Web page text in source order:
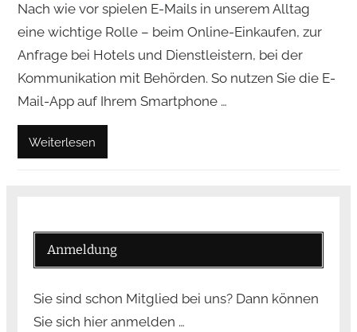
Nach wie vor spielen E-Mails in unserem Alltag
eine wichtige Rolle – beim Online-Einkaufen, zur
Anfrage bei Hotels und Dienstleistern, bei der
Kommunikation mit Behörden. So nutzen Sie die E-
Mail-App auf Ihrem Smartphone …
Weiterlesen
Anmeldung
Sie sind schon Mitglied bei uns? Dann können
Sie sich hier anmelden …